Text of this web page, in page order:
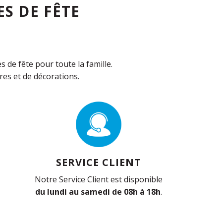
DE FÊTE
de fête pour toute la famille.
et de décorations.
SERVICE CLIENT
Notre Service Client est disponible
du lundi au samedi de 08h à 18h.